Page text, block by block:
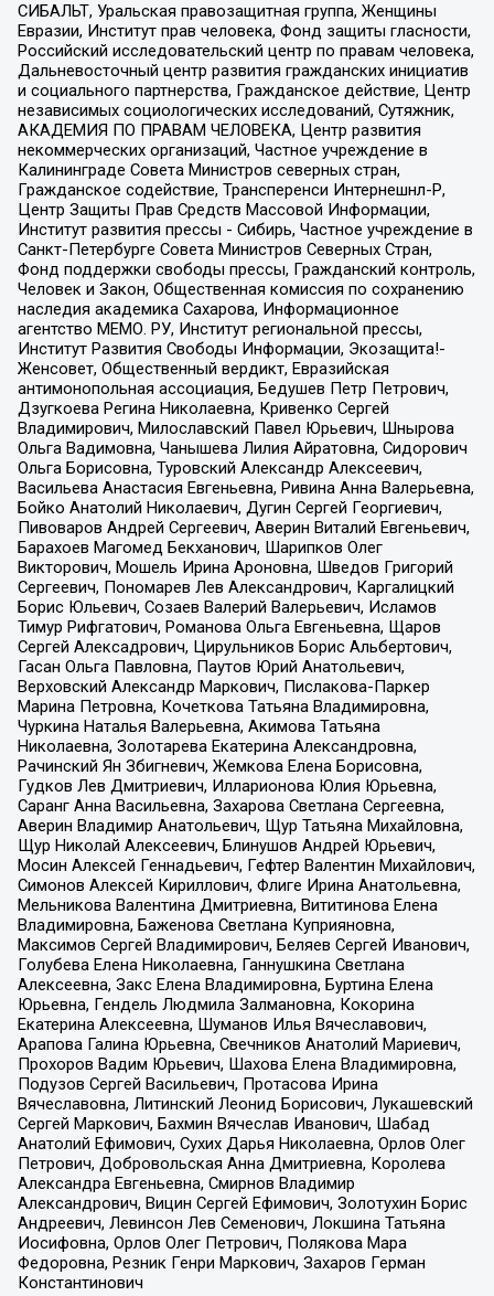
СИБАЛЬТ, Уральская правозащитная группа, Женщины
Евразии, Институт прав человека, Фонд защиты гласности,
Российский исследовательский центр по правам человека,
Дальневосточный центр развития гражданских инициатив
и социального партнерства, Гражданское действие, Центр
независимых социологических исследований, Сутяжник,
АКАДЕМИЯ ПО ПРАВАМ ЧЕЛОВЕКА, Центр развития
некоммерческих организаций, Частное учреждение в
Калининграде Совета Министров северных стран,
Гражданское содействие, Трансперенси Интернешнл-Р,
Центр Защиты Прав Средств Массовой Информации,
Институт развития прессы - Сибирь, Частное учреждение в
Санкт-Петербурге Совета Министров Северных Стран,
Фонд поддержки свободы прессы, Гражданский контроль,
Человек и Закон, Общественная комиссия по сохранению
наследия академика Сахарова, Информационное
агентство МЕМО. РУ, Институт региональной прессы,
Институт Развития Свободы Информации, Экозащита!-
Женсовет, Общественный вердикт, Евразийская
антимонопольная ассоциация, Бедушев Петр Петрович,
Дзугкоева Регина Николаевна, Кривенко Сергей
Владимирович, Милославский Павел Юрьевич, Шнырова
Ольга Вадимовна, Чанышева Лилия Айратовна, Сидорович
Ольга Борисовна, Туровский Александр Алексеевич,
Васильева Анастасия Евгеньевна, Ривина Анна Валерьевна,
Бойко Анатолий Николаевич, Дугин Сергей Георгиевич,
Пивоваров Андрей Сергеевич, Аверин Виталий Евгеньевич,
Барахоев Магомед Бекханович, Шарипков Олег
Викторович, Мошель Ирина Ароновна, Шведов Григорий
Сергеевич, Пономарев Лев Александрович, Каргалицкий
Борис Юльевич, Созаев Валерий Валерьевич, Исламов
Тимур Рифгатович, Романова Ольга Евгеньевна, Щаров
Сергей Алексадрович, Цирульников Борис Альбертович,
Гасан Ольга Павловна, Паутов Юрий Анатольевич,
Верховский Александр Маркович, Пислакова-Паркер
Марина Петровна, Кочеткова Татьяна Владимировна,
Чуркина Наталья Валерьевна, Акимова Татьяна
Николаевна, Золотарева Екатерина Александровна,
Рачинский Ян Збигневич, Жемкова Елена Борисовна,
Гудков Лев Дмитриевич, Илларионова Юлия Юрьевна,
Саранг Анна Васильевна, Захарова Светлана Сергеевна,
Аверин Владимир Анатольевич, Щур Татьяна Михайловна,
Щур Николай Алексеевич, Блинушов Андрей Юрьевич,
Мосин Алексей Геннадьевич, Гефтер Валентин Михайлович,
Симонов Алексей Кириллович, Флиге Ирина Анатольевна,
Мельникова Валентина Дмитриевна, Вититинова Елена
Владимировна, Баженова Светлана Куприяновна,
Максимов Сергей Владимирович, Беляев Сергей Иванович,
Голубева Елена Николаевна, Ганнушкина Светлана
Алексеевна, Закс Елена Владимировна, Буртина Елена
Юрьевна, Гендель Людмила Залмановна, Кокорина
Екатерина Алексеевна, Шуманов Илья Вячеславович,
Арапова Галина Юрьевна, Свечников Анатолий Мариевич,
Прохоров Вадим Юрьевич, Шахова Елена Владимировна,
Подузов Сергей Васильевич, Протасова Ирина
Вячеславовна, Литинский Леонид Борисович, Лукашевский
Сергей Маркович, Бахмин Вячеслав Иванович, Шабад
Анатолий Ефимович, Сухих Дарья Николаевна, Орлов Олег
Петрович, Добровольская Анна Дмитриевна, Королева
Александра Евгеньевна, Смирнов Владимир
Александрович, Вицин Сергей Ефимович, Золотухин Борис
Андреевич, Левинсон Лев Семенович, Локшина Татьяна
Иосифовна, Орлов Олег Петрович, Полякова Мара
Федоровна, Резник Генри Маркович, Захаров Герман
Константинович